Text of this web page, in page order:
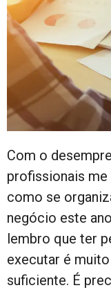
Com o
profissionais
como se
negócio este
lembro que ter
executar é
suficiente. É